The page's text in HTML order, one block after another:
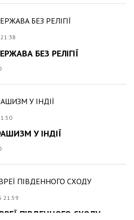
БЕЗ РЕЛІГІЇ
У ІНДІЇ
21:59
ПІВДЕННОГО СХОДУ